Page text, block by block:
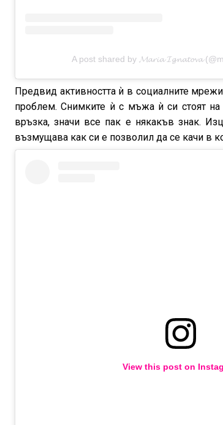
A post shared by 𝓜𝓪𝓻𝓲𝓪 𝓘𝓰𝓷𝓪𝓽𝓸𝓿𝓪
Предвид активността ѝ в социалните
проблем. Снимките ѝ с мъжа ѝ си стоят
връзка, значи все пак е някакъв знак.
възмущава как си е позволил да се качи в
View this post on